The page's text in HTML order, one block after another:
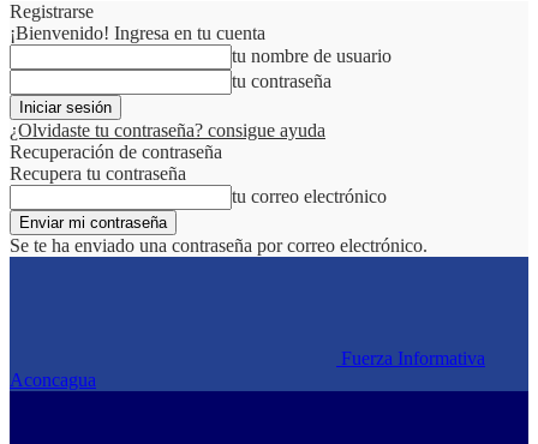
Registrarse
¡Bienvenido! Ingresa en tu cuenta
tu nombre de usuario
tu contraseña
¿Olvidaste tu contraseña? consigue ayuda
Recuperación de contraseña
Recupera tu contraseña
tu correo electrónico
Se te ha enviado una contraseña por correo electrónico.
Fuerza Informativa
Aconcagua